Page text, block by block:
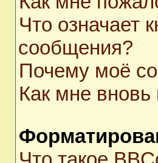
Что означает
сообщения?
Почему моё
Как мне